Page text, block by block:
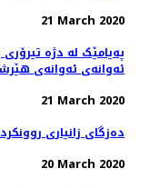
21 March 2020
پەیامێک لە دژە
ئەوانەی ئەوانەی
21 March 2020
دەزگای زانیاری
20 March 2020